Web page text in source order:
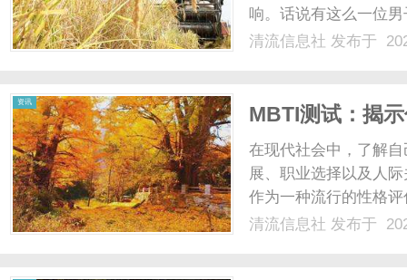
响。话说有这么一位
来，他总觉得脑袋里
清流信息社 发布于
资讯
MBTI测试：揭
在现代社会中，了解
展、职业选择以及人
作为一种流行的性格
而更好地与他人沟通
清流信息社 发布于